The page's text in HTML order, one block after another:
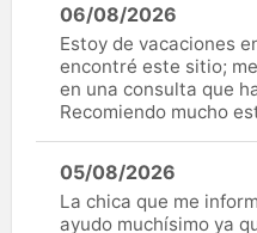
06/08/2026
Estoy de vacaciones
encontré este sitio;
en una consulta que
Recomiendo mucho
05/08/2026
La chica que me
ayudo muchísimo ya